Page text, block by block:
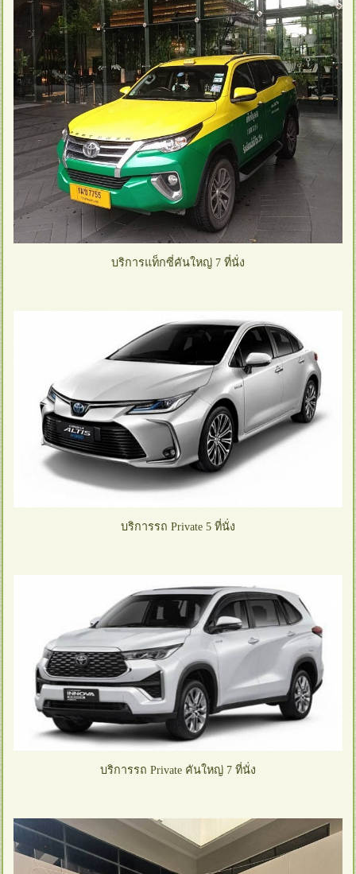
บริการแท็กซี่คันใหญ่ 7 ที่นั่ง
บริการรถ Private 5 ที่นั่ง
บริการรถ Private คันใหญ่ 7 ที่นั่ง